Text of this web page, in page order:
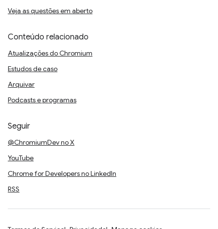
Veja as questões em aberto
Conteúdo relacionado
Atualizações do Chromium
Estudos de caso
Arquivar
Podcasts e programas
Seguir
@ChromiumDev no X
YouTube
Chrome for Developers no LinkedIn
RSS